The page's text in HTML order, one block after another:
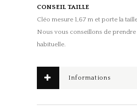
CONSEIL TAILLE
Cléo mesure 1,67 m et porte la
Nous vous conseillons de
habituelle.
Informations